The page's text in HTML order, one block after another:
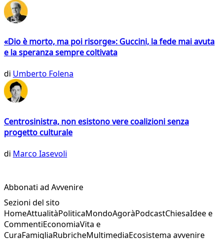
«Dio è morto, ma poi risorge»: Guccini, la fede mai avuta
e la speranza sempre coltivata
di Umberto Folena
Centrosinistra, non esistono vere coalizioni senza
progetto culturale
di Marco Iasevoli
Abbonati ad Avvenire
Sezioni del sito
HomeAttualitàPoliticaMondoAgoràPodcastChiesaIdee e
CommentiEconomiaVita e
CuraFamigliaRubricheMultimediaEcosistema avvenire